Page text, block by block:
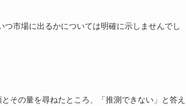
市場に出るかについては明確に示しませんでし
その量を尋ねたところ、「推測できない」と答え